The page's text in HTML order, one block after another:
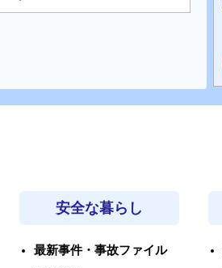
安全な暮らし
最新事件・事故ファイル